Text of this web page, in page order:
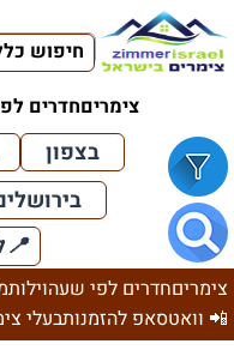
חיפוש
צימריםחדרים
בצפון
📍
צימריםחדרים לפי שעהוילות
📲 וואטסאפ להזמנותבעלי